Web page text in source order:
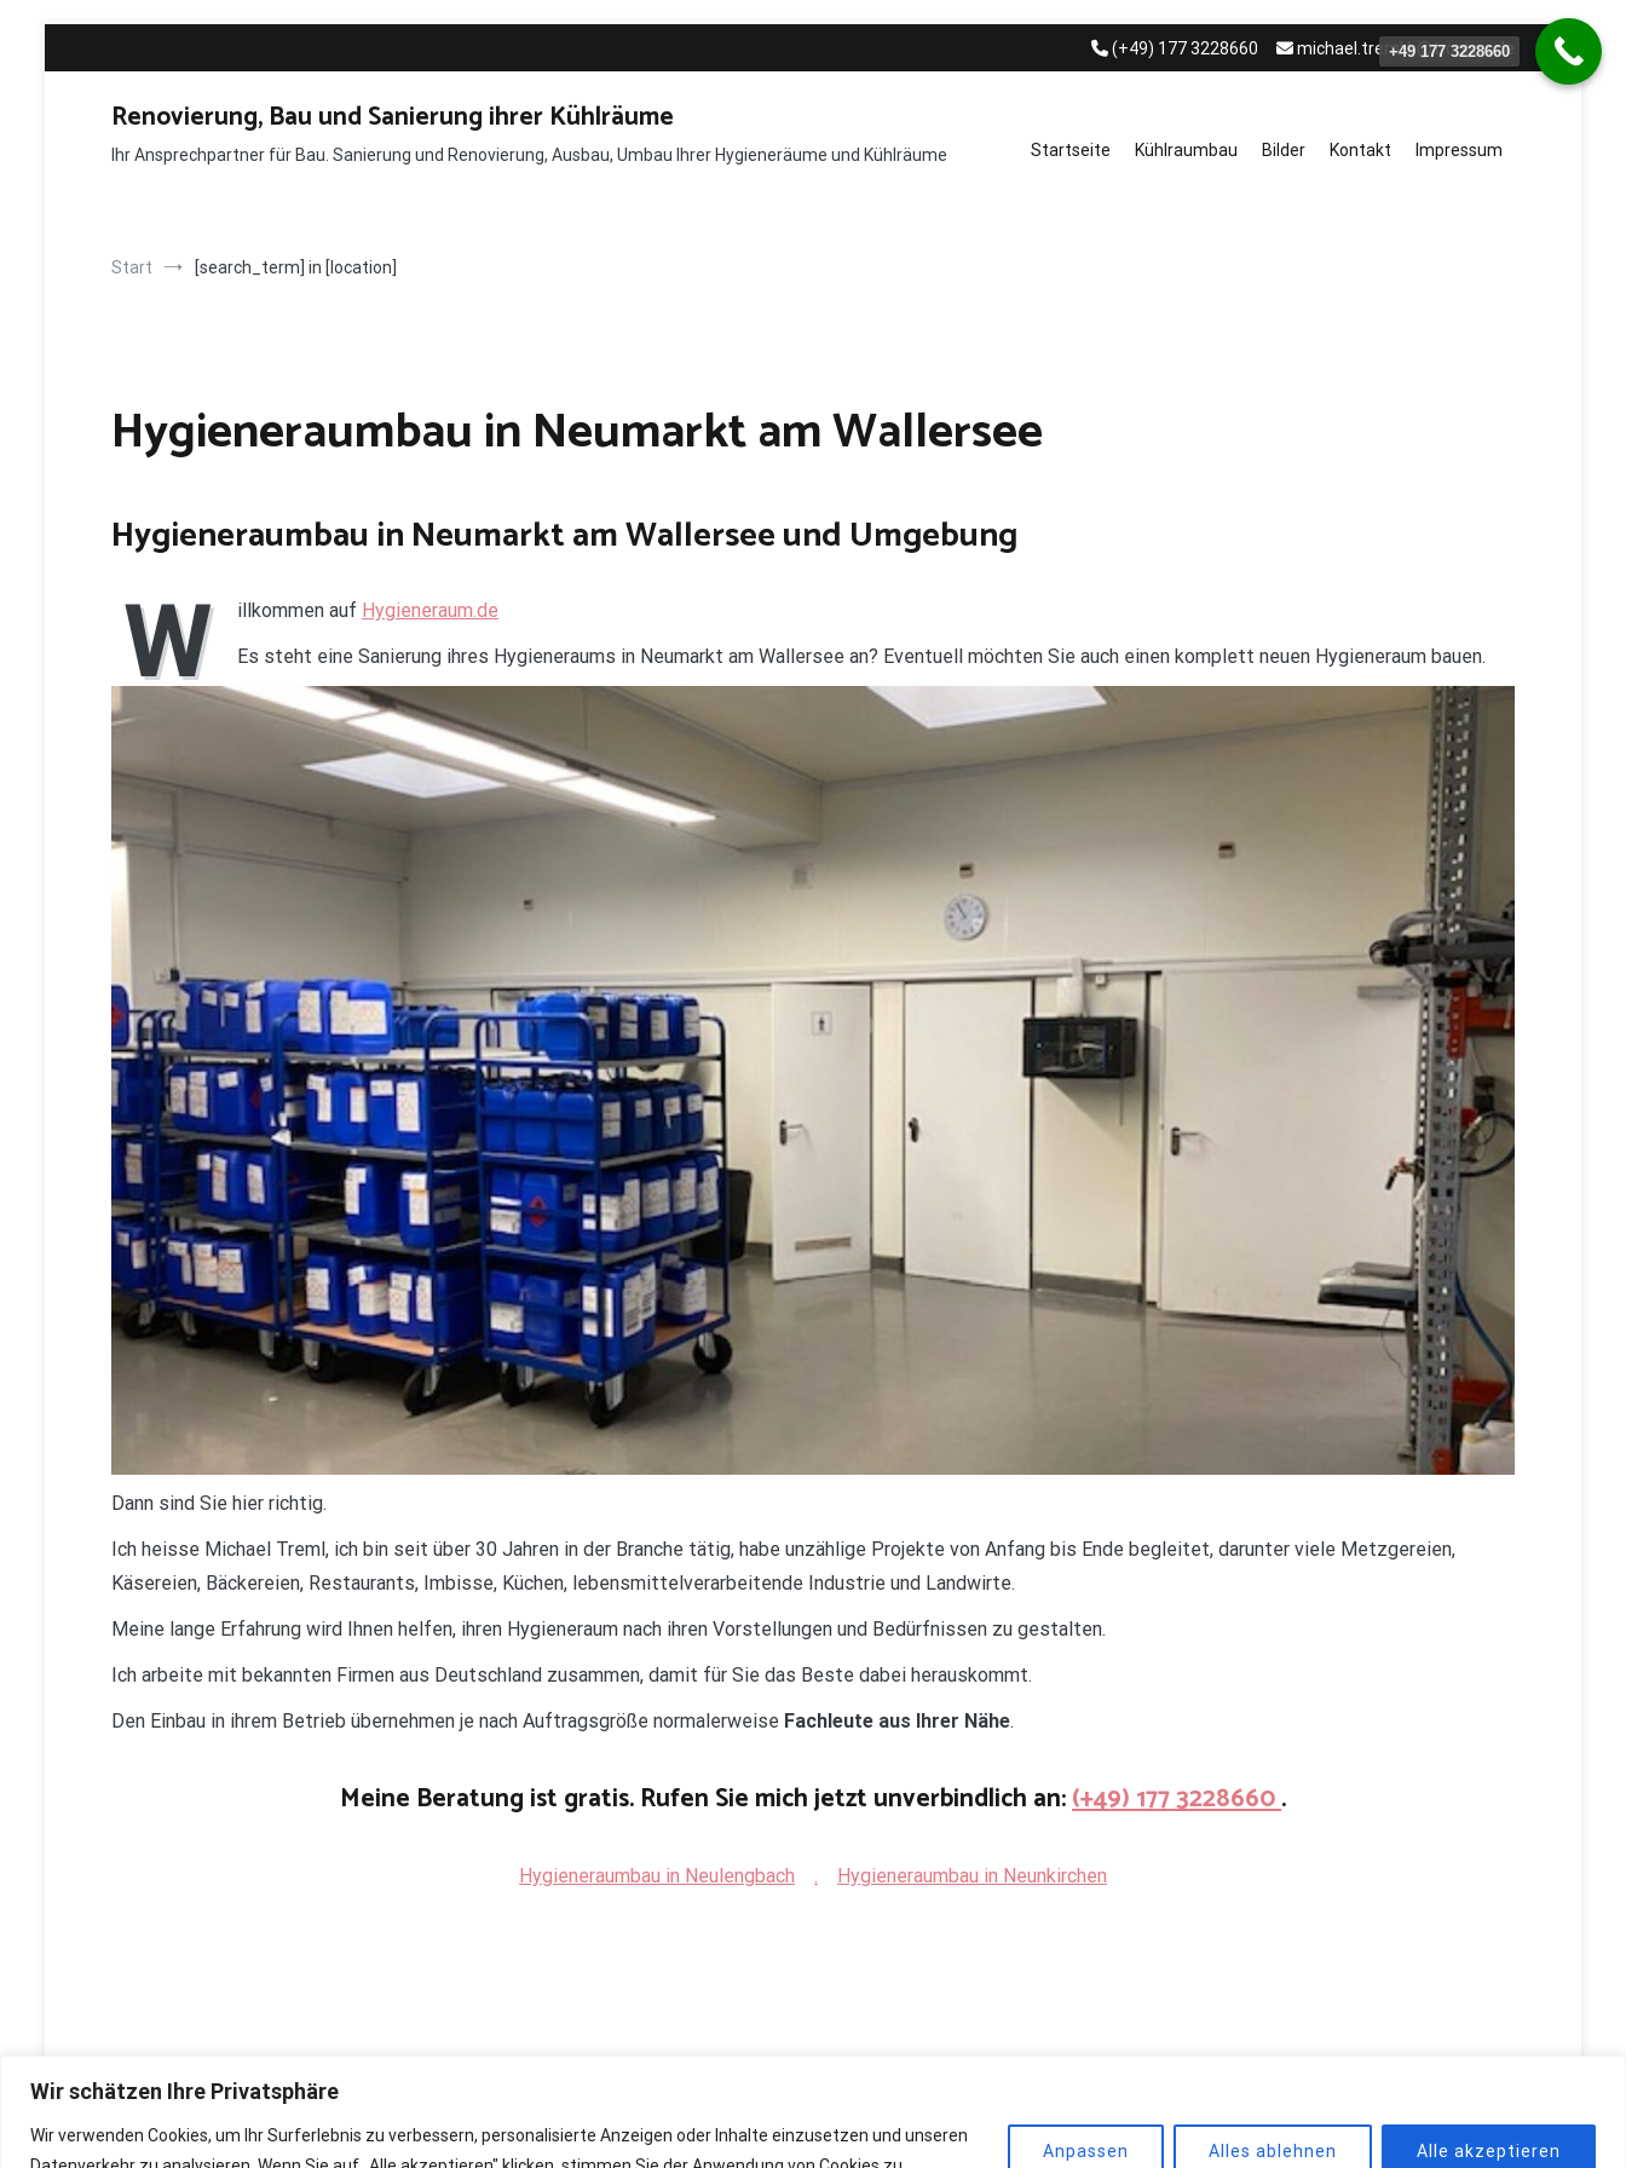
Wir schätzen Ihre Privatsphäre
Wir verwenden Cookies, um Ihr Surferlebnis zu verbessern, personalisierte Anzeigen oder Inhalte einzusetzen und unseren
Anpassen Alles ablehnen Alle akzeptieren
(+49) 177 3228660 michael.treml.b@t-online.de
Renovierung, Bau und Sanierung ihrer Kühlräume
Ihr Ansprechpartner für Bau. Sanierung und Renovierung, Ausbau, Umbau Ihrer Hygieneräume und Kühlräume Startseite Kühlraumbau Bilder Kontakt Impressum
Start [search_term] in [location]
Hygieneraumbau in Neumarkt am Wallersee
Hygieneraumbau in Neumarkt am Wallersee und Umgebung
W illkommen auf Hygieneraum.de
Es steht eine Sanierung ihres Hygieneraums in Neumarkt am Wallersee an? Eventuell möchten Sie auch einen komplett neuen Hygieneraum bauen.
Dann sind Sie hier richtig.
Ich heisse Michael Treml, ich bin seit über 30 Jahren in der Branche tätig, habe unzählige Projekte von Anfang bis Ende begleitet, darunter viele Metzgereien,
Käsereien, Bäckereien, Restaurants, Imbisse, Küchen, lebensmittelverarbeitende Industrie und Landwirte.
Meine lange Erfahrung wird Ihnen helfen, ihren Hygieneraum nach ihren Vorstellungen und Bedürfnissen zu gestalten.
Ich arbeite mit bekannten Firmen aus Deutschland zusammen, damit für Sie das Beste dabei herauskommt.
Den Einbau in ihrem Betrieb übernehmen je nach Auftragsgröße normalerweise Fachleute aus Ihrer Nähe.
Meine Beratung ist gratis. Rufen Sie mich jetzt unverbindlich an:(+49) 177 3228660.
Hygieneraumbau in Neulengbach Hygieneraumbau in Neunkirchen
Copyright © 2026Renovierung, Bau und Sanierung ihrer Kühlräume. All rights reserved. Theme:Cenoteby ThemeGrill. Powered by
+49 177 3228660